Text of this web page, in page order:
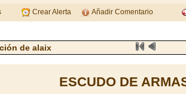
Crear Alerta Añadir Comentario
de alaix
ESCUDO DE